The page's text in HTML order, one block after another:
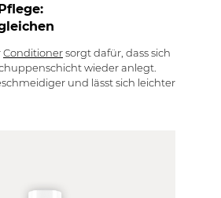
Conditionersorgt dafür, dass sich
wieder anlegt.
und lässt sich leichter